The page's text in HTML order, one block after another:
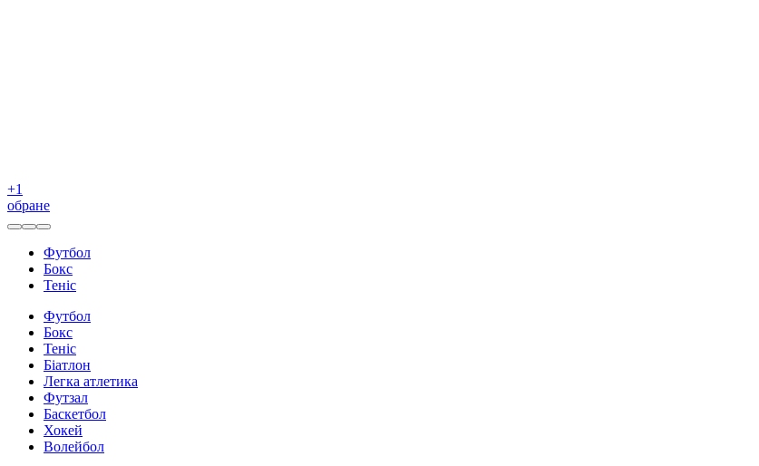
+1
обране
Футбол
Бокс
Теніс
Футбол
Бокс
Теніс
Біатлон
Легка атлетика
Футзал
Баскетбол
Хокей
Волейбол